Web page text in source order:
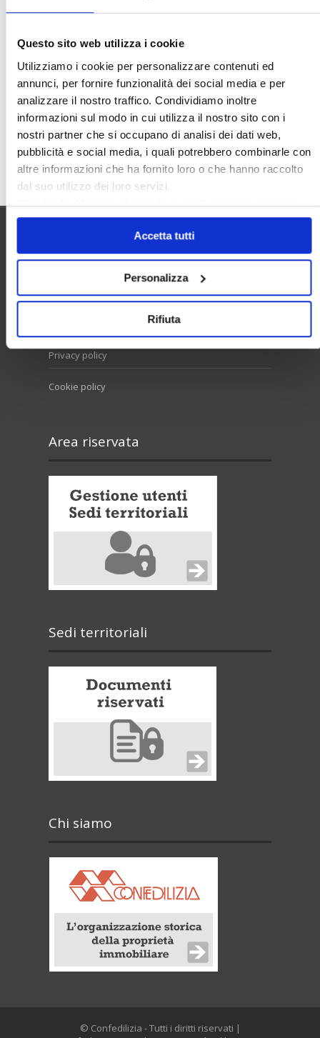
Questo sito web utilizza i cookie
Utilizziamo i cookie per personalizzare contenuti ed
annunci, per fornire funzionalità dei social media e per
analizzare il nostro traffico. Condividiamo inoltre
informazioni sul modo in cui utilizza il nostro sito con i
nostri partner che si occupano di analisi dei dati web,
pubblicità e social media, i quali potrebbero combinarle con
altre informazioni che ha fornito loro o che hanno raccolto
dal suo utilizzo dei loro servizi.
Chiudendo il banner cliccando sullaXverranno accettati
solo i cookie necessari.
Accetta tutti
Personalizza
Rifiuta
Prima Casa
Proprietari Casa
Sunia
Trasferimenti
Treviso
Valore Case
Cerca
Utilità
Contatti e RPD
Privacy policy
Cookie policy
Area riservata
Sedi territoriali
Chi siamo
© Confedilizia - Tutti i diritti riservati |